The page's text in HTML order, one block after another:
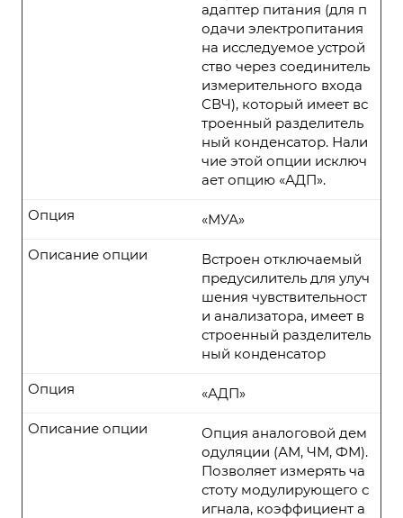
адаптер питания (для п
одачи электропитания
на исследуемое устрой
ство через соединитель
измерительного входа
СВЧ), который имеет вс
троенный разделитель
ный конденсатор. Нали
чие этой опции исключ
ает опцию «АДП».
«МУА»
Опция
Встроен отключаемый
предусилитель для улуч
шения чувствительност
и анализатора, имеет в
строенный разделитель
ный конденсатор
Описание опции
«АДП»
Опция
Опция аналоговой дем
одуляции (АМ, ЧМ, ФМ).
Позволяет измерять ча
стоту модулирующего с
игнала, коэффициент а
Описание опции